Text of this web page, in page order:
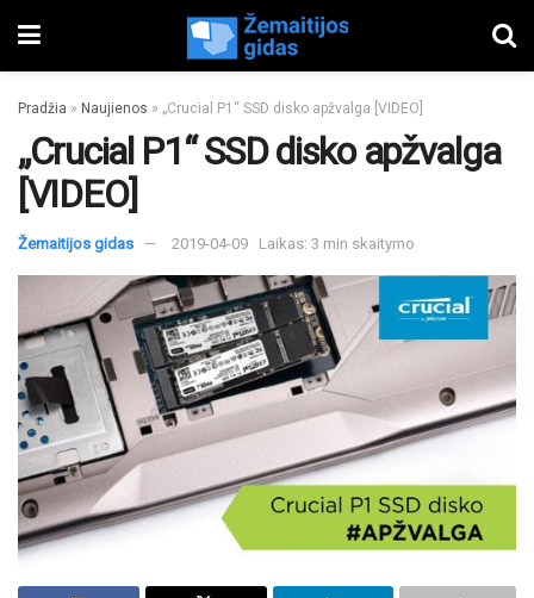
Pradžia » Naujienos » „Crucial P1“ SSD disko apžvalga [VIDEO]
„Crucial P1“ SSD disko apžvalga
[VIDEO]
Žemaitijos gidas 2019-04-09 Laikas: 3 min skaitymo